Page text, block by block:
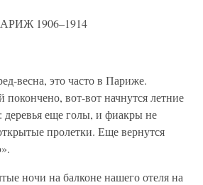
1906–1914
весна, это часто в Париже.
покончено, вот-вот начнутся летние
еще голы, и фиакры не
пролетки. Еще вернутся
ночи на балконе нашего отеля на